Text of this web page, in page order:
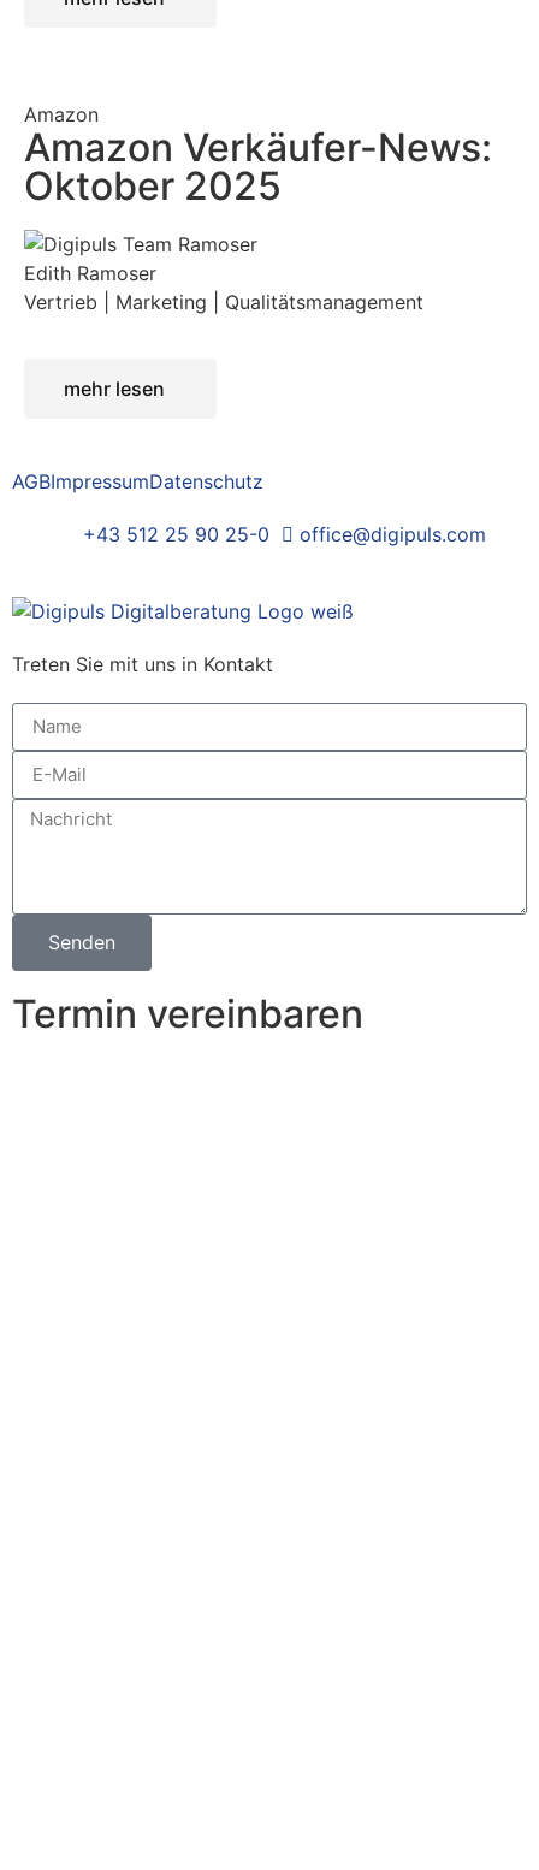
Amazon
Amazon Verkäufer-News:
Oktober 2025
Edith Ramoser
Vertrieb | Marketing | Qualitätsmanagement
mehr lesen
AGBImpressumDatenschutz
+43 512 25 90 25-0 office@digipuls.com
Treten Sie mit uns in Kontakt
Senden
Termin vereinbaren